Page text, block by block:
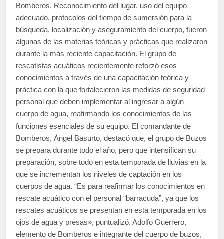
Bomberos. Reconocimiento del lugar, uso del equipo
adecuado, protocolos del tiempo de sumersión para la
búsqueda, localización y aseguramiento del cuerpo, fueron
algunas de las materias teóricas y prácticas que realizaron
durante la más reciente capacitación. El grupo de
rescatistas acuáticos recientemente reforzó esos
conocimientos a través de una capacitación teórica y
práctica con la que fortalecieron las medidas de seguridad
personal que deben implementar al ingresar a algún
cuerpo de agua, reafirmando los conocimientos de las
funciones esenciales de su equipo. El comandante de
Bomberos, Ángel Basurto, destacó que, el grupo de Buzos
se prepara durante todo el año, pero que intensifican su
preparación, sobre todo en esta temporada de lluvias en la
que se incrementan los niveles de captación en los
cuerpos de agua. “Es para reafirmar los conocimientos en
rescate acuático con el personal “barracuda”, ya que los
rescates acuáticos se presentan en esta temporada en los
ojos de agua y presas», puntualizó. Adolfo Guerrero,
elemento de Bomberos e integrante del cuerpo de buzos,